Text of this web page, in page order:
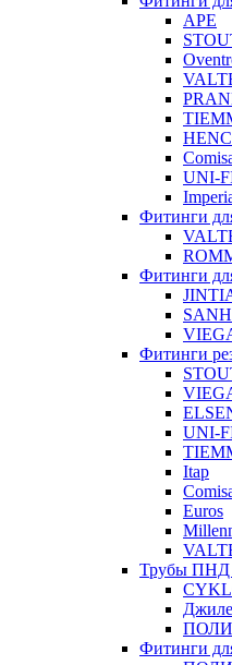
APE
UNI-
Фитинги
Фитинги
Фитинги
UNI-
Itap
Euros
Трубы ПНД
Фитинги